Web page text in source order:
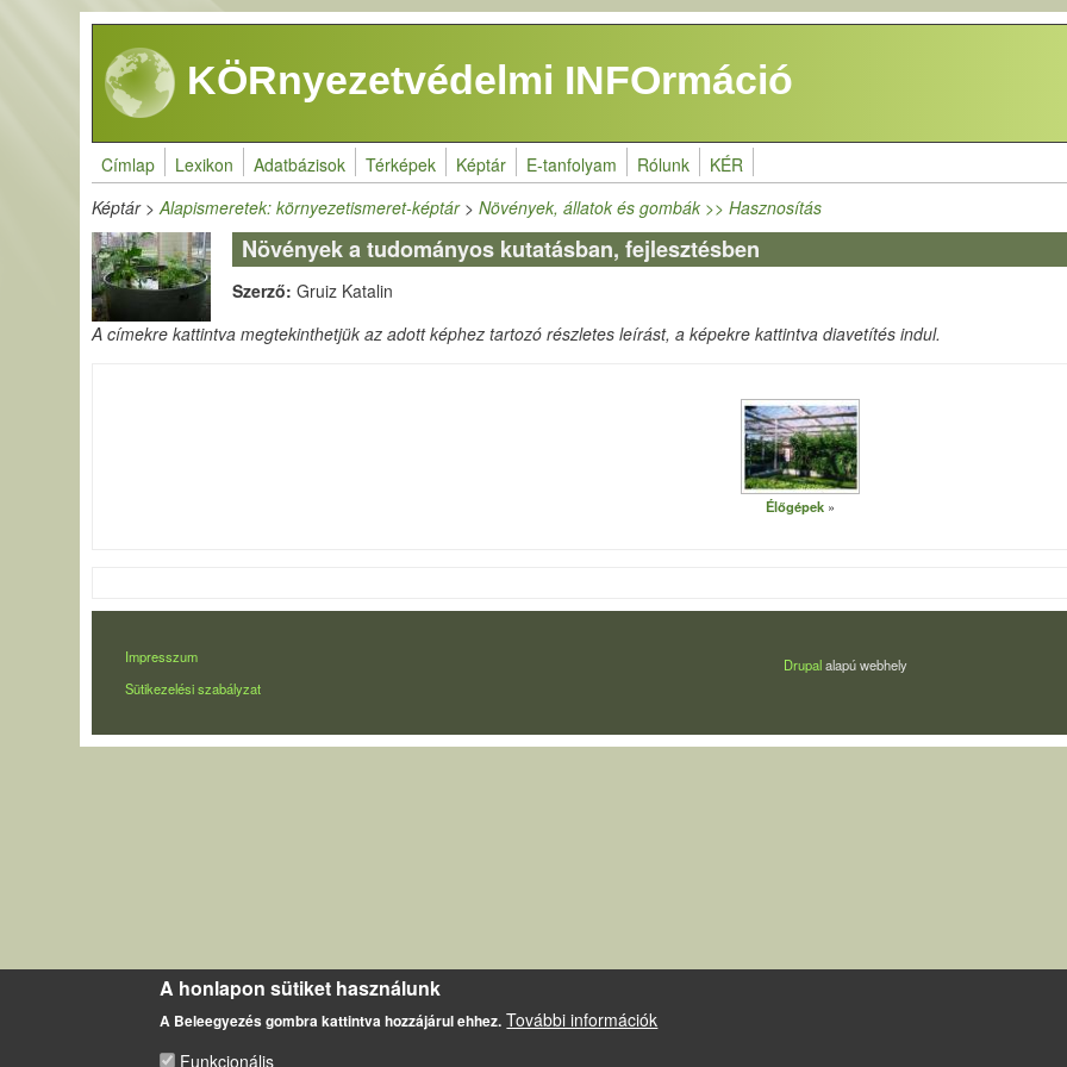
Ugrás a tartalomra
KÖRnyezetvédelmi INFOrmáció
Címlap Lexikon Adatbázisok Térképek Képtár E-tanfolyam Rólunk KÉR
Képtár>Alapismeretek: környezetismeret-képtár>Növények, állatok és gombák >> Hasznosítás
Növények a tudományos kutatásban, fejlesztésben
Szerző:Gruiz Katalin
A címekre kattintva megtekinthetjük az adott képhez tartozó részletes leírást, a képekre kattintva diavetítés indul.
Élőgépek
LÁBLÉC
Impresszum
Sütikezelési szabályzat
Drupalalapú webhely
A honlapon sütiket használunk
A Beleegyezés gombra kattintva hozzájárul ehhez. További információk
Funkcionális